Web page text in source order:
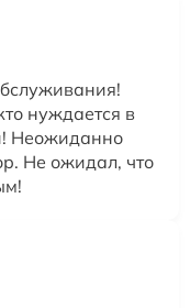
нуждается в
Неожиданно
Не ожидал, что